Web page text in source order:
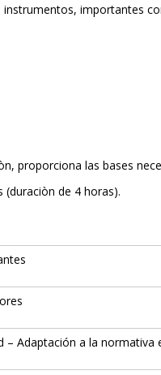
importantes
proporciona las bases
(duraciòn de 4 horas).
– Adaptación a la normativa